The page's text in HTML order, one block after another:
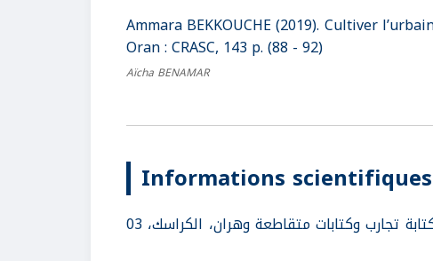
Ammara BEKKOUCHE (2019). Cultiver
Oran : CRASC, 143 p. (88 - 92)
Aïcha BENAMAR
Informations scientifiques
سلسلة لقاءات "المدينة وكتّابها". وهران ملتقى أجيال الكتابة تجارب وكتابات متقاطعة وهران، الكراسك، 03